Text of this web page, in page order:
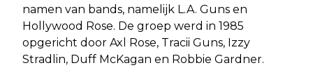
namen van bands, namelijk L.A. Guns en
Hollywood Rose. De groep werd in 1985
opgericht door Axl Rose, Tracii Guns, Izzy
Stradlin, Duff McKagan en Robbie Gardner.